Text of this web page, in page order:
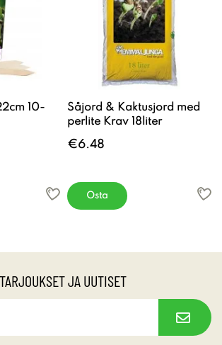
10-
Såjord & Kaktusjord med
perlite Krav 18liter
€6.48
Osta
JA UUTISET